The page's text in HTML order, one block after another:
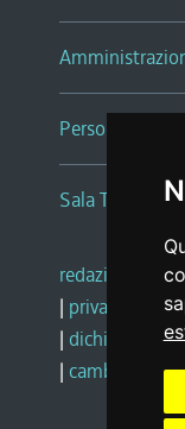
Persone e Uffici
Sala Tiziano
redazione web
| privacy
| dichiarazione
| cambio